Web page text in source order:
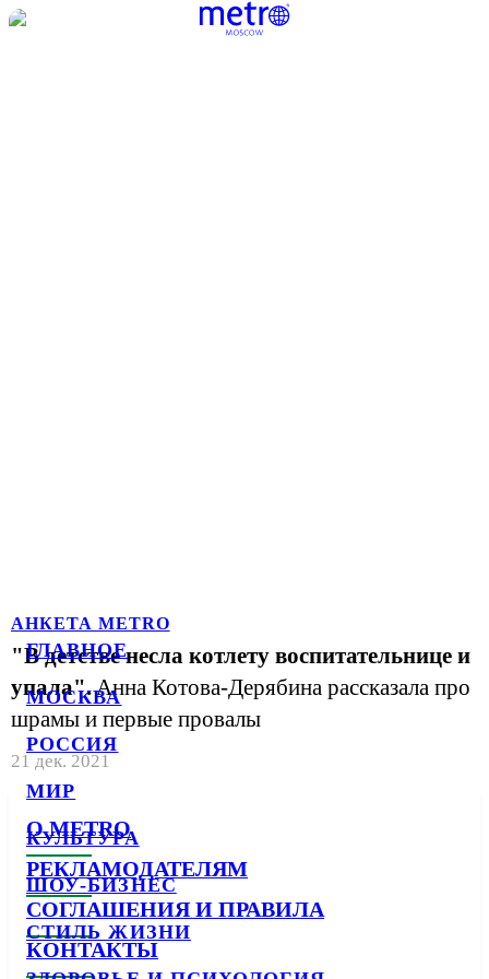
ГЛАВНОЕ
МОСКВА
РОССИЯ
МИР
КУЛЬТУРА
ШОУ-БИЗНЕС
СТИЛЬ ЖИЗНИ
АНКЕТА METRO
"В детстве несла котлету воспитательнице и
упала".Анна Котова-Дерябина рассказала про
шрамы и первые провалы
21 дек. 2021
О METRO
РЕКЛАМОДАТЕЛЯМ
СОГЛАШЕНИЯ И ПРАВИЛА
КОНТАКТЫ